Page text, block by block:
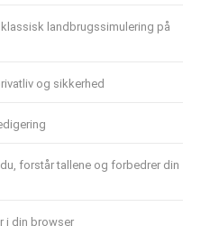
landbrugssimulering på
og sikkerhed
forstår tallene og forbedrer din
i din browser